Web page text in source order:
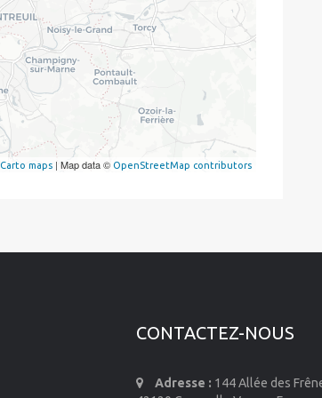
Carto maps | Map data © OpenStreetMap contributors
CONTACTEZ-NOUS
Adresse : 144 Allée des